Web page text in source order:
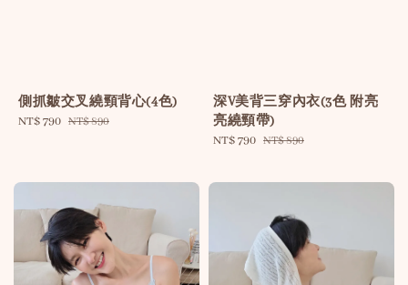
側抓皺交叉繞頸背心(4色)
Sale
NT$ 790 Regular
NT$ 890
深V美背三穿內衣(3色 附亮
亮繞頸帶)
Sale
NT$ 790 Regular
NT$ 890